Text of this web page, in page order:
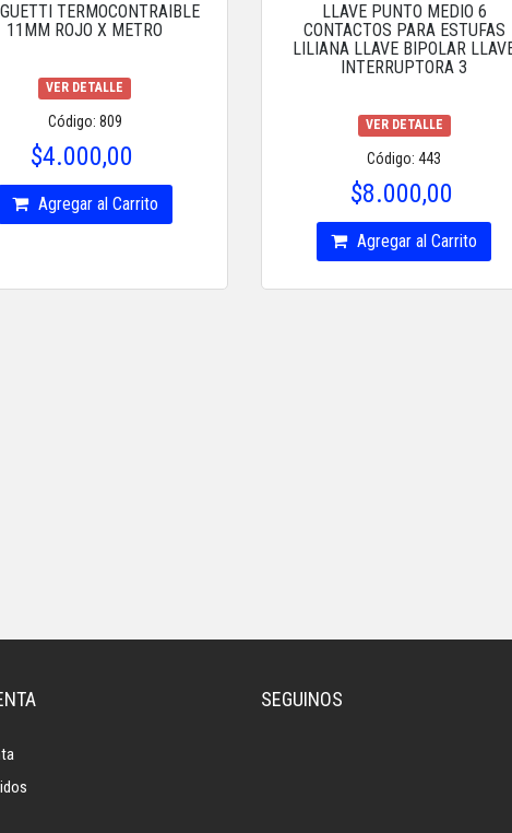
TERMOCONTRAIBLE
11MM ROJO X METRO
VER DETALLE
Código: 809
$4.000,00
Agregar al Carrito
LLAVE PUNTO MEDIO 6
CONTACTOS PARA ESTUFAS
LILIANA LLAVE BIPOLAR
INTERRUPTORA 3
VER DETALLE
Código: 443
$8.000,00
Agregar al Carrito
SEGUINOS